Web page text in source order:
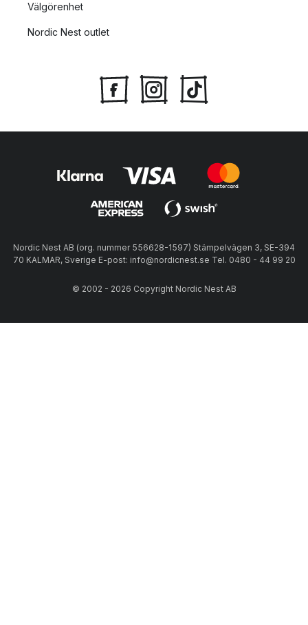
Välgörenhet
Nordic Nest outlet
Nordic Nest AB (org. nummer 556628-1597) Stämpelvägen 3, SE-394
70 KALMAR, Sverige E-post: info@nordicnest.se Tel. 0480 - 44 99 20
© 2002 - 2026 Copyright Nordic Nest AB